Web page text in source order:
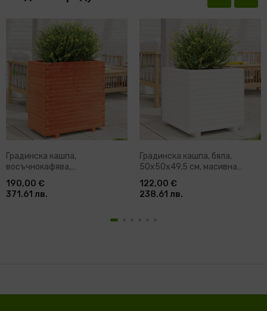
Градинска кашпа,
восъчнокафява,
70x40x72,5см борово дърво
масив
190,00 €
371.61 лв.
Градинска кашпа, бяла,
50x50x49,5 см, масивна
борова дървесина
122,00 €
238.61 лв.